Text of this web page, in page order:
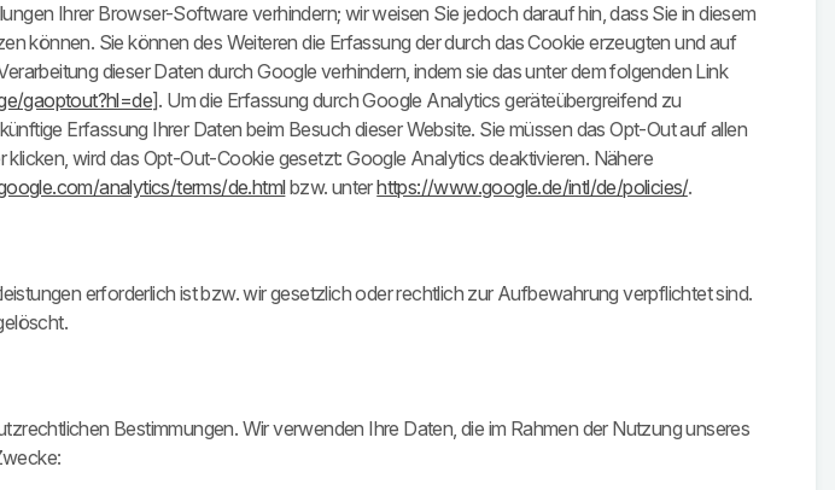
Ihrer Browser-Software verhindern; wir weisen Sie jedoch darauf hin, dass Sie in diesem
können. Sie können des Weiteren die Erfassung der durch das Cookie erzeugten und auf
dieser Daten durch Google verhindern, indem sie das unter dem folgenden Link
gaoptout?hl=de]. Um die Erfassung durch Google Analytics geräteübergreifend zu
Erfassung Ihrer Daten beim Besuch dieser Website. Sie müssen das Opt-Out auf allen
wird das Opt-Out-Cookie gesetzt: Google Analytics deaktivieren. Nähere
analytics/terms/de.htmlbzw. unterhttps://www.google.de/intl/de/policies/.
erforderlich ist bzw. wir gesetzlich oder rechtlich zur Aufbewahrung verpflichtet sind.
Bestimmungen. Wir verwenden Ihre Daten, die im Rahmen der Nutzung unseres